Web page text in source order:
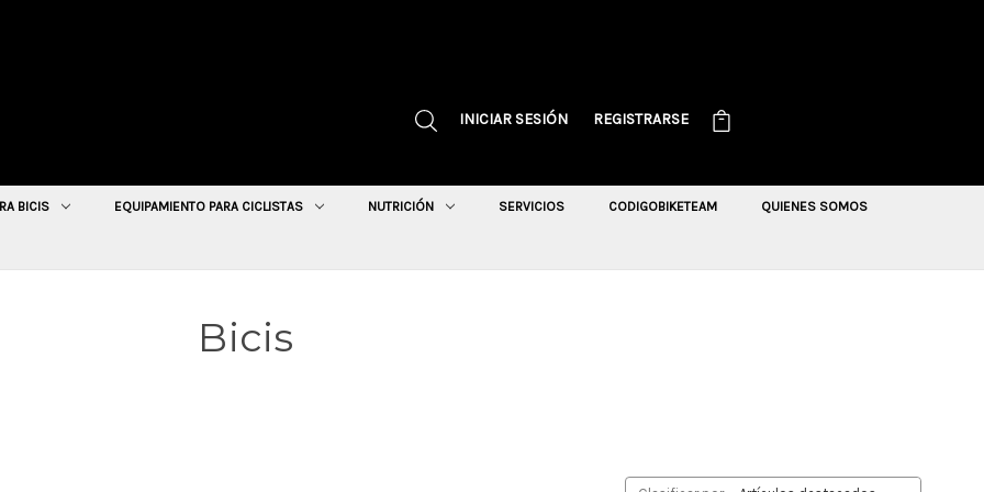
INICIAR SESIÓN REGISTRARSE
BICIS EQUIPAMIENTO PARA CICLISTAS NUTRICIÓN SERVICIOS CODIGOBIKETEAM QUIENES SOMOS
Bicis